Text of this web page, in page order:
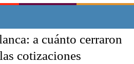
El mundo
Seguridad
a cuánto cerraron
cotizaciones